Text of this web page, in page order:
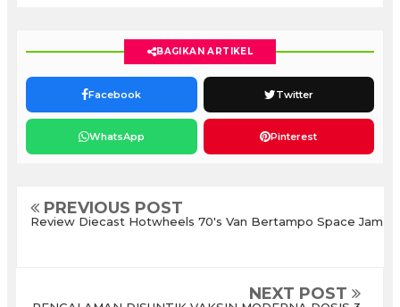
BAGIKAN ARTIKEL
Facebook Twitter
WhatsApp Pinterest
PREVIOUS POST
Review Diecast Hotwheels 70's Van Bertampo Space Jam
NEXT POST